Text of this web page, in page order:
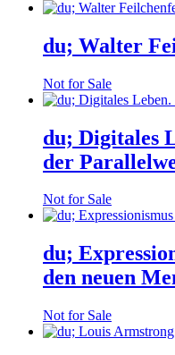
du; Walter
Not for Sale
du; Digitales
der
Not for Sale
du;
den neuen
Not for Sale